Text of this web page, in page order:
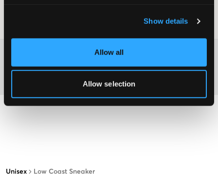
Show details
Allow all
Allow selection
Unisex Low Coast Sneaker